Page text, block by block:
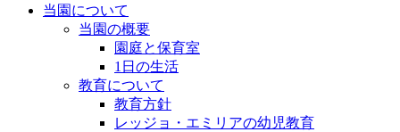
当園について
当園の概要
園庭と保育室
1日の生活
教育について
教育方針
レッジョ・エミリアの幼児教育